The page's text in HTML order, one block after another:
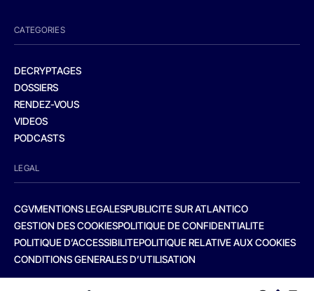
CATEGORIES
DECRYPTAGES
DOSSIERS
RENDEZ-VOUS
VIDEOS
PODCASTS
LEGAL
CGVMENTIONS LEGALESPUBLICITE SUR ATLANTICO
GESTION DES COOKIESPOLITIQUE DE CONFIDENTIALITE
POLITIQUE D’ACCESSIBILITEPOLITIQUE RELATIVE AUX COOKIES
CONDITIONS GENERALES D’UTILISATION